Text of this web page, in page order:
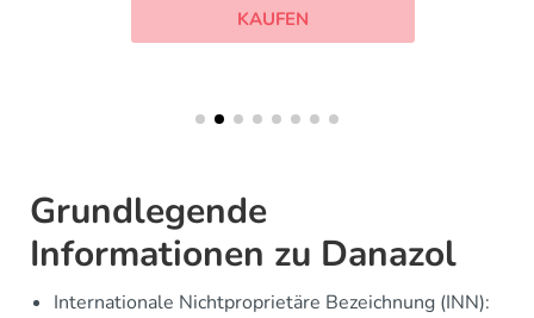
KAUFEN
Grundlegende
Informationen zu Danazol
Internationale Nichtproprietäre Bezeichnung (INN):